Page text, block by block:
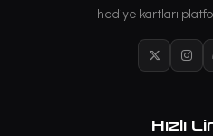
hediye kartları
X
Hızlı